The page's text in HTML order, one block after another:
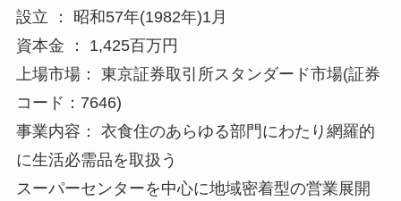
設立 ： 昭和57年(1982年)1月
資本金 ： 1,425百万円
上場市場： 東京証券取引所スタンダード市場(証券
コード：7646)
事業内容： 衣食住のあらゆる部門にわたり網羅的
に生活必需品を取扱う
スーパーセンターを中心に地域密着型の営業展開